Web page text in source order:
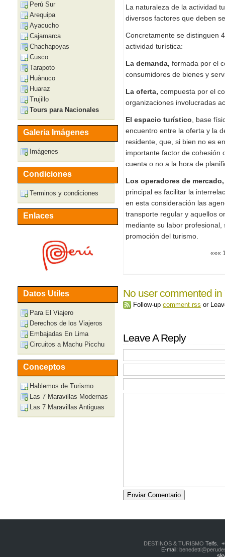
La naturaleza de la actividad
diversos factores que deben
Concretamente se distinguen
actividad turística:
La demanda, formada por el
consumidores de bienes y
La oferta, compuesta por el
organizaciones involucradas
El espacio turístico , base
encuentro entre la oferta y la
residente, que, si bien no es
importante factor de cohesión
cuenta o no a la hora de
Los operadores de mercado,
principal es facilitar la
en esta consideración las
transporte regular y aquellos
mediante su labor
promoción del turismo.
«««
No user commented in
Follow-up comment rss or
Leave A Reply
Perú Sur
Arequipa
Ayacucho
Cajamarca
Chachapoyas
Cusco
Tarapoto
Huànuco
Huaraz
Trujillo
Tours para Nacionales
Galeria Imágenes
Imágenes
Condiciones
Terminos y condiciones
Enlaces
Datos Utiles
Para El Viajero
Derechos de los Viajeros
Embajadas En Lima
Circuitos a Machu Picchu
Conceptos
Hablemos de Turismo
Las 7 Maravillas Modernas
Las 7 Maravillas Antiguas
DESTINOS & TURISMO Telfs.
E-mail: